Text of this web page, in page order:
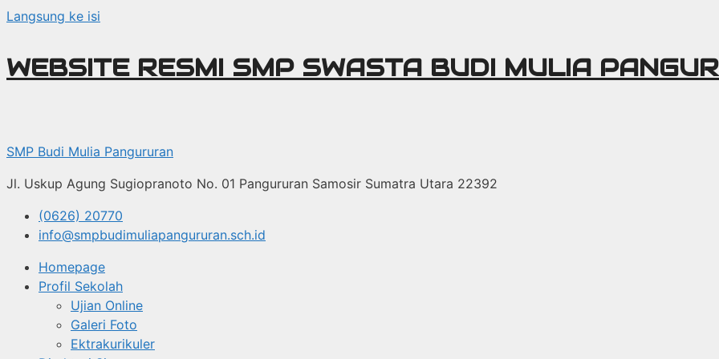
Langsung ke isi
WEBSITE RESMI SMP SWASTA BUDI MULIA
SMP Budi Mulia Pangururan
Jl. Uskup Agung Sugiopranoto No. 01 Pangururan Samosir Sumatra Utara 22392
(0626) 20770
info@smpbudimuliapangururan.sch.id
Homepage
Profil Sekolah
Ujian Online
Galeri Foto
Ektrakurikuler